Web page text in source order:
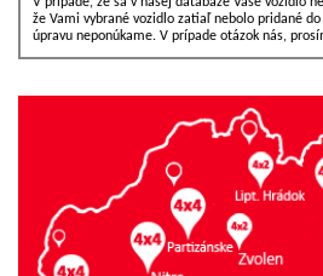
že Vami vybrané vozidlo zatiaľ nebolo pridané
úpravu neponúkame. V prípade otázok nás,